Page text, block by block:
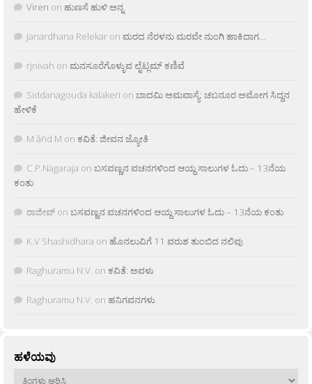
Viren on ಹುಣಸೆ ಹುಳಿ ಅನ್ನ
Janardhana Relekar on ಮರದ ನೆರಳನು ಮರವೇ ನುಂಗಿ ಹಾಕಿದಾಗ…
rjnivah on ಮನಸೂರೆಗೊಳ್ಳುವ ಲೈಟ್ಲಮ್ ಕಣಿವೆ
Siddanagouda kalakeri on ಬಾದಮಿ ಅಮವಾಸ್ಯೆ: ಚಬನೂರ ಅಮೋಗ ಸಿದ್ದನ
ಹೇಳಿಕೆ
M âñd M on ಕವಿತೆ: ಜೀವನ ಜ್ಯೋತಿ
C.P.Nagaraja on ಬಸವಣ್ಣನ ವಚನಗಳಿಂದ ಆಯ್ದ ಸಾಲುಗಳ ಓದು – 13ನೆಯ
ಕಂತು
ರಾಜೀವ್ on ಬಸವಣ್ಣನ ವಚನಗಳಿಂದ ಆಯ್ದ ಸಾಲುಗಳ ಓದು – 13ನೆಯ ಕಂತು
K.V Shashidhara on ಹೊನಲುವಿಗೆ 11 ವರುಶ ತುಂಬಿದ ನಲಿವು
Raghuramu N.V. on ಕವಿತೆ: ಅವಳು
Raghuramu N.V. on ಹನಿಗವನಗಳು
ಹಳೆಯವು
ಹಳೆಯವು